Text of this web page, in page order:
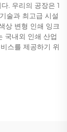
. 우리의 공장은 1
술과 최고급 시설
상 변형 인쇄 잉크
국내외 인쇄 산업
스를 제공하기 위